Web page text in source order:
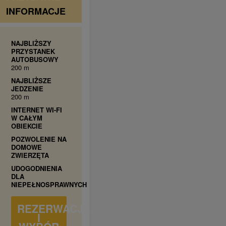
INFORMACJE
NAJBLIŻSZY
PRZYSTANEK
AUTOBUSOWY
200 m
NAJBLIŻSZE
JEDZENIE
200 m
INTERNET WI-FI
W CAŁYM
OBIEKCIE
POZWOLENIE NA
DOMOWE
ZWIERZĘTA
UDOGODNIENIA
DLA
NIEPEŁNOSPRAWNYCH
REZERWACJA
I